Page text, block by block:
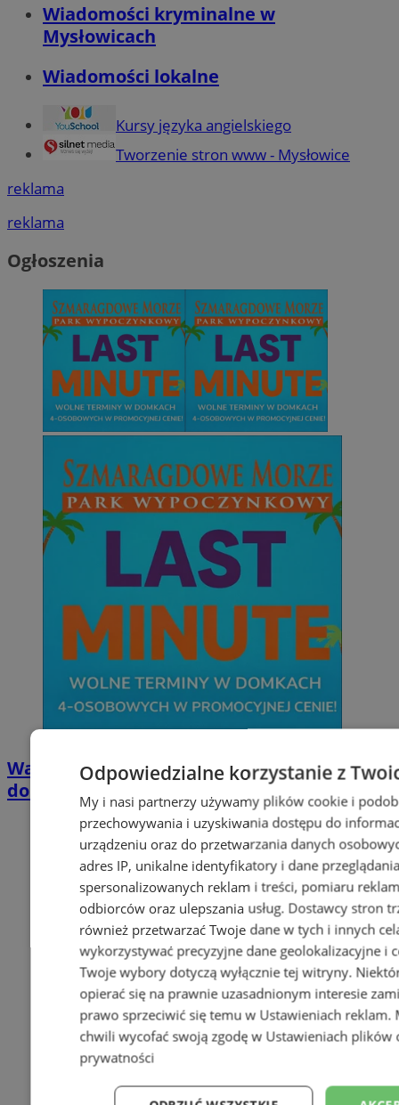
Wiadomości kryminalne w
Mysłowicach
Wiadomości lokalne
Kursy języka angielskiego
Tworzenie stron www - Mysłowice
reklama
reklama
Ogłoszenia
Wakacyjny wypoczynek nad Bałtykiem w
domkach Szmaragdowe Morze
Odpowiedzialne korzystanie z
My i nasi partnerzy używamy plików cookie i
przechowywania i uzyskiwania dostępu do
urządzeniu oraz do przetwarzania danych
adres IP, unikalne identyfikatory i dane
spersonalizowanych reklam i treści, pomiaru
odbiorców oraz ulepszania usług. Dostawcy stron
również przetwarzać Twoje dane w tych i innych
wykorzystywać precyzyjne dane geolokalizacyjne i
Twoje wybory dotyczą wyłącznie tej witryny.
opierać się na prawnie uzasadnionym interesie
prawo sprzeciwić się temu w Ustawieniach reklam.
chwili wycofać swoją zgodę w Ustawieniach plików
prywatności